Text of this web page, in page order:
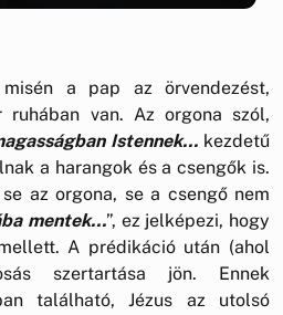
a pap az örvendezést,
ruhában van. Az orgona szól,
Istennek… kezdetű
a harangok és a csengők is.
az orgona, se a csengő nem
mentek…”, ez jelképezi, hogy
A prédikáció után (ahol
szertartása jön. Ennek
található, Jézus az utolsó